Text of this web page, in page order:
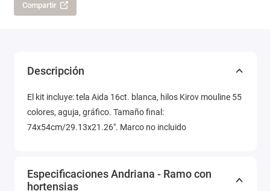
Compartir
Descripción
El kit incluye: tela Aida 16ct. blanca, hilos Kirov mouline 55
colores, aguja, gráfico. Tamaño final:
74x54cm/29.13x21.26". Marco no incluido
Especificaciones Andriana - Ramo con
hortensias